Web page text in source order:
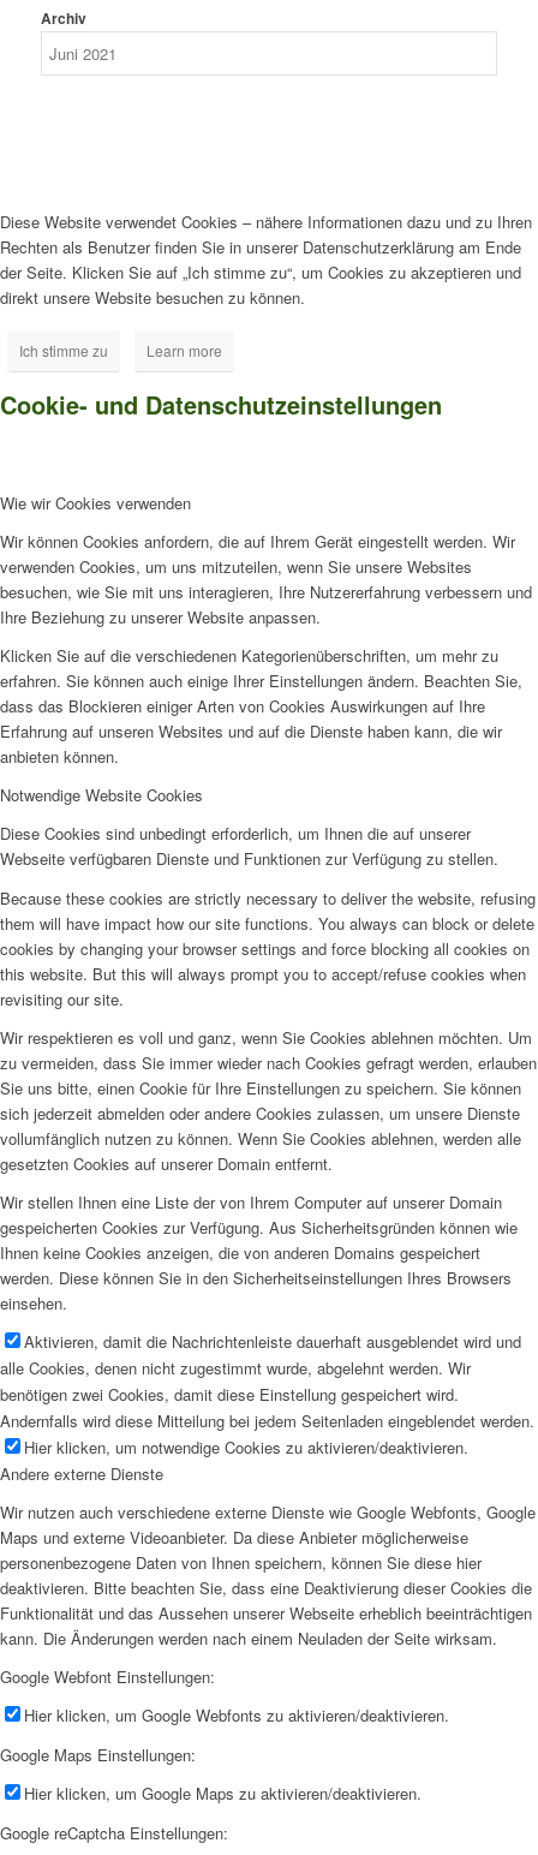
Archiv
Diese Website verwendet Cookies – nähere Informationen dazu und zu Ihren
Rechten als Benutzer finden Sie in unserer Datenschutzerklärung am Ende
der Seite. Klicken Sie auf „Ich stimme zu“, um Cookies zu akzeptieren und
direkt unsere Website besuchen zu können.
Ich stimme zu Learn more
Cookie- und Datenschutzeinstellungen
Wie wir Cookies verwenden
Wir können Cookies anfordern, die auf Ihrem Gerät eingestellt werden. Wir
verwenden Cookies, um uns mitzuteilen, wenn Sie unsere Websites
besuchen, wie Sie mit uns interagieren, Ihre Nutzererfahrung verbessern und
Ihre Beziehung zu unserer Website anpassen.
Klicken Sie auf die verschiedenen Kategorienüberschriften, um mehr zu
erfahren. Sie können auch einige Ihrer Einstellungen ändern. Beachten Sie,
dass das Blockieren einiger Arten von Cookies Auswirkungen auf Ihre
Erfahrung auf unseren Websites und auf die Dienste haben kann, die wir
anbieten können.
Notwendige Website Cookies
Diese Cookies sind unbedingt erforderlich, um Ihnen die auf unserer
Webseite verfügbaren Dienste und Funktionen zur Verfügung zu stellen.
Because these cookies are strictly necessary to deliver the website, refusing
them will have impact how our site functions. You always can block or delete
cookies by changing your browser settings and force blocking all cookies on
this website. But this will always prompt you to accept/refuse cookies when
revisiting our site.
Wir respektieren es voll und ganz, wenn Sie Cookies ablehnen möchten. Um
zu vermeiden, dass Sie immer wieder nach Cookies gefragt werden, erlauben
Sie uns bitte, einen Cookie für Ihre Einstellungen zu speichern. Sie können
sich jederzeit abmelden oder andere Cookies zulassen, um unsere Dienste
vollumfänglich nutzen zu können. Wenn Sie Cookies ablehnen, werden alle
gesetzten Cookies auf unserer Domain entfernt.
Wir stellen Ihnen eine Liste der von Ihrem Computer auf unserer Domain
gespeicherten Cookies zur Verfügung. Aus Sicherheitsgründen können wie
Ihnen keine Cookies anzeigen, die von anderen Domains gespeichert
werden. Diese können Sie in den Sicherheitseinstellungen Ihres Browsers
einsehen.
Aktivieren, damit die Nachrichtenleiste dauerhaft ausgeblendet wird und
alle Cookies, denen nicht zugestimmt wurde, abgelehnt werden. Wir
benötigen zwei Cookies, damit diese Einstellung gespeichert wird.
Andernfalls wird diese Mitteilung bei jedem Seitenladen eingeblendet werden.
Hier klicken, um notwendige Cookies zu aktivieren/deaktivieren.
Andere externe Dienste
Wir nutzen auch verschiedene externe Dienste wie Google Webfonts, Google
Maps und externe Videoanbieter. Da diese Anbieter möglicherweise
personenbezogene Daten von Ihnen speichern, können Sie diese hier
deaktivieren. Bitte beachten Sie, dass eine Deaktivierung dieser Cookies die
Funktionalität und das Aussehen unserer Webseite erheblich beeinträchtigen
kann. Die Änderungen werden nach einem Neuladen der Seite wirksam.
Google Webfont Einstellungen:
Hier klicken, um Google Webfonts zu aktivieren/deaktivieren.
Google Maps Einstellungen:
Hier klicken, um Google Maps zu aktivieren/deaktivieren.
Google reCaptcha Einstellungen: